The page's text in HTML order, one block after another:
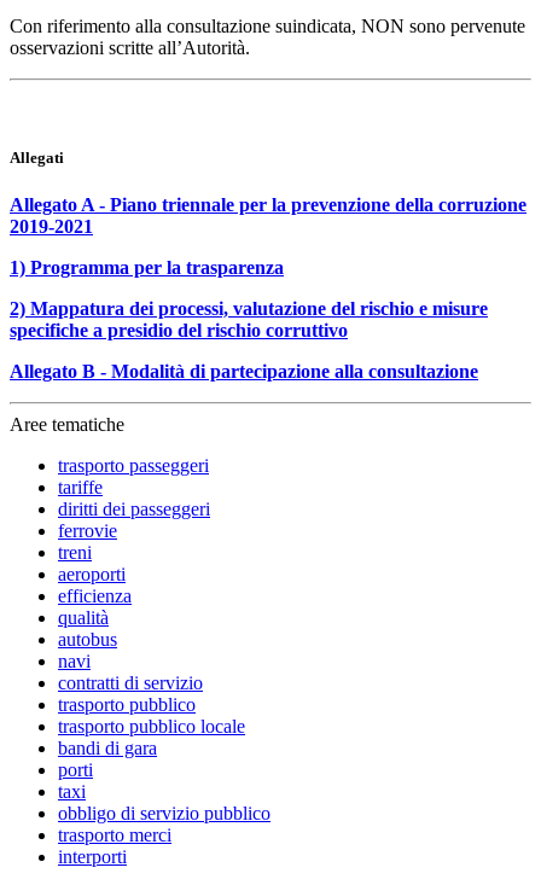
Con riferimento alla consultazione suindicata, NON sono pervenute
osservazioni scritte all’Autorità.
Allegati
Allegato A - Piano triennale per la prevenzione della corruzione
2019-2021
1) Programma per la trasparenza
2) Mappatura dei processi, valutazione del rischio e misure
specifiche a presidio del rischio corruttivo
Allegato B - Modalità di partecipazione alla consultazione
Aree tematiche
trasporto passeggeri
tariffe
diritti dei passeggeri
ferrovie
treni
aeroporti
efficienza
qualità
autobus
navi
contratti di servizio
trasporto pubblico
trasporto pubblico locale
bandi di gara
porti
taxi
obbligo di servizio pubblico
trasporto merci
interporti